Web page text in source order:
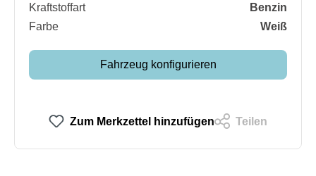
Kraftstoffart
Benzin
Farbe
Weiß
Fahrzeug konfigurieren
Zum Merkzettel hinzufügen Teilen